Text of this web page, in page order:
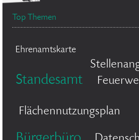
Top Themen
Ehrenamtskarte
Standesamt
Flächennutzungsplan